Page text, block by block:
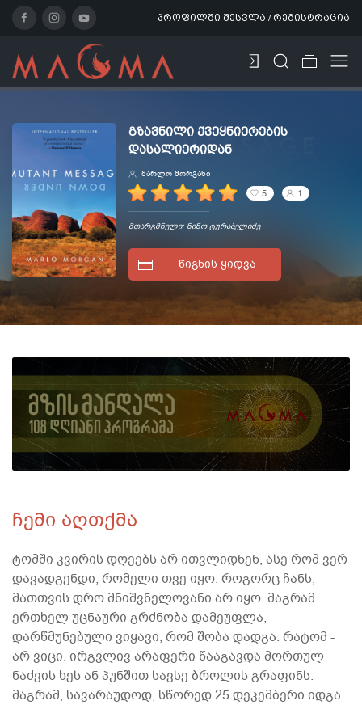
პროფილში შესვლა / რეგისტრაცია
ᲒᲖᲐᲕᲜᲘᲚᲘ ᲥᲕᲔᲧᲜᲘᲔᲠᲔᲑᲘᲡ
ᲓᲐᲡᲐᲚᲘᲔᲠᲘᲓᲐᲜ
მარლო მორგანი
5 1
მთარგმნელი: ნინო ტურაბელიძე
ᲬᲘᲒᲜᲘᲡ ᲧᲘᲓᲕᲐ
ჩემი აღთქმა
ტომში კვირის დღეებს არ ითვლიდნენ, ასე რომ ვერ
დავადგენდი, რომელი თვე იყო. როგორც ჩანს,
მათთვის დრო მნიშვნელოვანი არ იყო. მაგრამ
ერთხელ უცნაური გრძნობა დამეუფლა,
დარწმუნებული ვიყავი, რომ შობა დადგა. რატომ -
არ ვიცი. ირგვლივ არაფერი წააგავდა მორთულ
ნაძვის ხეს ან პუნშით სავსე ბროლის გრაფინს.
მაგრამ, სავარაუდოდ, სწორედ 25 დეკემბერი იდგა.